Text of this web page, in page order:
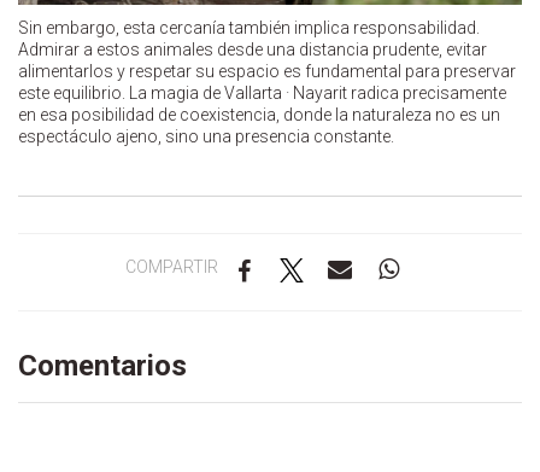
Sin embargo, esta cercanía también implica responsabilidad.
Admirar a estos animales desde una distancia prudente, evitar
alimentarlos y respetar su espacio es fundamental para preservar
este equilibrio. La magia de Vallarta · Nayarit radica precisamente
en esa posibilidad de coexistencia, donde la naturaleza no es un
espectáculo ajeno, sino una presencia constante.
COMPARTIR
Comentarios